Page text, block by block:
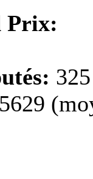
Prix:
325
5629